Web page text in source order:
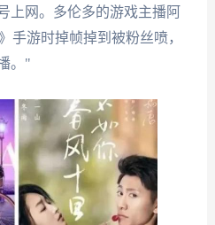
上网。多伦多的游戏主播阿
手游时掉帧掉到被粉丝喷，
。"